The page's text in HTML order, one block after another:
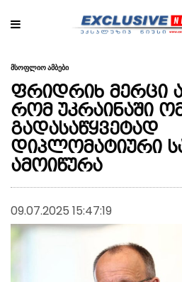
მსოფლიო ამბები
ფრიდრიხ მერცი
რომ უკრაინაში
გადასაწყვეტად
დიპლომატიური
ამოიწურა
09.07.2025 15:47:19